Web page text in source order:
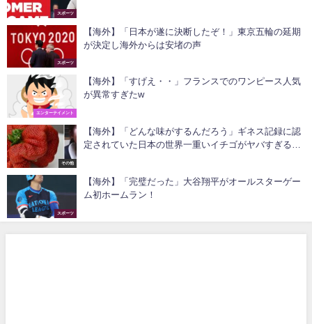
スポーツ
スポーツ
【海外】「日本が遂に決断したぞ！」東京五輪の延期
が決定し海外からは安堵の声
エンターテイメント
【海外】「すげえ・・」フランスでのワンピース人気
が異常すぎたw
その他
【海外】「どんな味がするんだろう」ギネス記録に認
定されていた日本の世界一重いイチゴがヤバすぎると
スポーツ
【海外】「完璧だった」大谷翔平がオールスターゲー
ム初ホームラン！